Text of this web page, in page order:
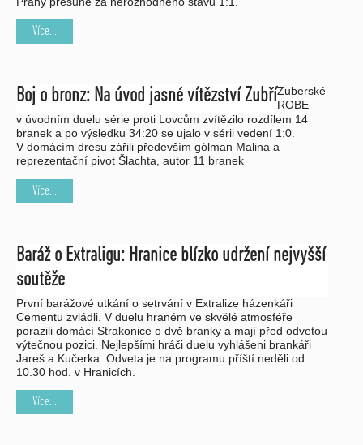
Více...
Boj o bronz: Na úvod jasné vítězství ZubříZuberské
ROBE
v úvodním duelu série proti Lovcům zvítězilo rozdílem 14
branek a po výsledku 34:20 se ujalo v sérii vedení 1:0.
V domácím dresu zářili především gólman Malina a
reprezentační pivot Šlachta, autor 11 branek
Více...
Baráž o Extraligu: Hranice blízko udržení nejvyšší
soutěže
První barážové utkání o setrvání v Extralize házenkáři
Cementu zvládli. V duelu hraném ve skvělé atmosféře
porazili domácí Strakonice o dvě branky a mají před odvetou
výtečnou pozici. Nejlepšími hráči duelu vyhlášeni brankáři
Jareš a Kučerka. Odveta je na programu příští neděli od
10.30 hod. v Hranicích.
Více...